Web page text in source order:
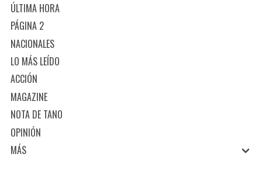
ÚLTIMA HORA
PÁGINA 2
NACIONALES
LO MÁS LEÍDO
ACCIÓN
MAGAZINE
NOTA DE TANO
OPINIÓN
MÁS